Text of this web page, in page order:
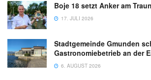
Boje 18 setzt Anker am
17. JULI 2026
Stadtgemeinde Gmunden
Gastronomiebetrieb an der
6. AUGUST 2026